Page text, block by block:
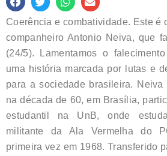
Coerência e combatividade. Este é
companheiro Antonio Neiva, que
(24/5). Lamentamos o
uma história marcada por lutas e
para a sociedade brasileira.
na década de 60, em Brasília,
estudantil na UnB, onde
militante da Ala Vermelha do
primeira vez em 1968. Transferido